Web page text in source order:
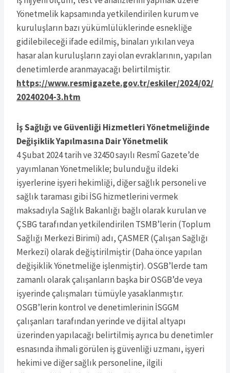
Yönetmelik kapsamında yetkilendirilen kurum ve
kuruluşların bazı yükümlülüklerinde esnekliğe
gidilebileceği ifade edilmiş, binaları yıkılan veya
hasar alan kuruluşların zayi olan evraklarının, yapılan
denetimlerde aranmayacağı belirtilmiştir.
https://www.resmigazete.gov.tr/eskiler/2024/02/
20240204-3.htm
İş Sağlığı ve Güvenliği Hizmetleri Yönetmeliğinde
Değişiklik Yapılmasına Dair Yönetmelik
4 Şubat 2024 tarih ve 32450 sayılı Resmî Gazete’de
yayımlanan Yönetmelikle; bulunduğu ildeki
işyerlerine işyeri hekimliği, diğer sağlık personeli ve
sağlık taraması gibi İSG hizmetlerini vermek
maksadıyla Sağlık Bakanlığı bağlı olarak kurulan ve
ÇSBG tarafından yetkilendirilen TSMB’lerin (Toplum
Sağlığı Merkezi Birimi) adı, ÇASMER (Çalışan Sağlığı
Merkezi) olarak değiştirilmiştir (Daha önce yapılan
değişiklik Yönetmeliğe işlenmiştir). OSGB’lerde tam
zamanlı olarak çalışanların başka bir OSGB’de veya
işyerinde çalışmaları tümüyle yasaklanmıştır.
OSGB’lerin kontrol ve denetimlerinin İSGGM
çalışanları tarafından yerinde ve dijital altyapı
üzerinden yapılacağı belirtilmiş ayrıca bu denetimler
esnasında ihmali görülen iş güvenliği uzmanı, işyeri
hekimi ve diğer sağlık personeline, ilgili